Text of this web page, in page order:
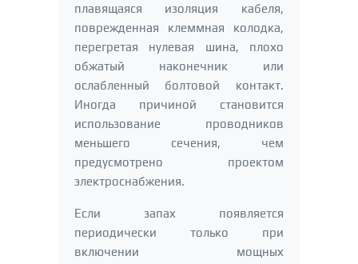
плавящаяся изоляция кабеля,
поврежденная клеммная колодка,
перегретая нулевая шина, плохо
обжатый наконечник или
ослабленный болтовой контакт.
Иногда причиной становится
использование проводников
меньшего сечения, чем
предусмотрено проектом
электроснабжения.
Если запах появляется
периодически только при
включении мощных